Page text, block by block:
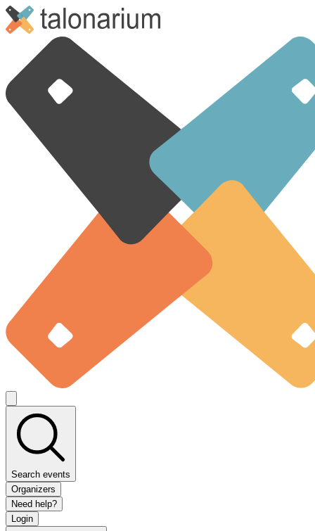
Search events
Organizers
Need help?
Login